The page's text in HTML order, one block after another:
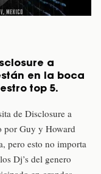
a
en la boca
top 5.
de Disclosure a
por Guy y Howard
pero esto no importa
Dj’s del genero